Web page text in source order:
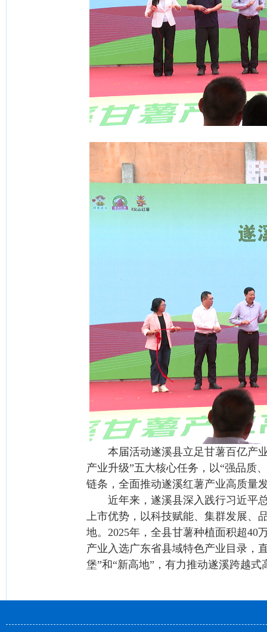
本届活动遂溪县立足甘薯百亿产业
产业升级”五大核心任务，以“强品质
链条，全面推动遂溪红薯产业高质量
近年来，遂溪县深入践行习近平总
上市优势，以科技赋能、集群发展、
地。2025年，全县甘薯种植面积超40
产业入选广东省县域特色产业目录，
堡”和“新高地”，有力推动遂溪跨越式